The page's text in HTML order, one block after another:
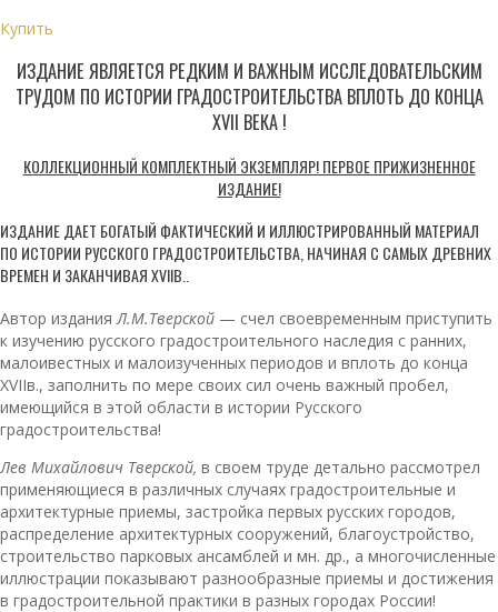
Купить
ИЗДАНИЕ ЯВЛЯЕТСЯ РЕДКИМ И ВАЖНЫМ ИССЛЕДОВАТЕЛЬСКИМ
ТРУДОМ ПО ИСТОРИИ ГРАДОСТРОИТЕЛЬСТВА ВПЛОТЬ ДО КОНЦА
ХVII ВЕКА !
КОЛЛЕКЦИОННЫЙ КОМПЛЕКТНЫЙ ЭКЗЕМПЛЯР! ПЕРВОЕ ПРИЖИЗНЕННОЕ
ИЗДАНИЕ!
ИЗДАНИЕДАЕТ БОГАТЫЙ ФАКТИЧЕСКИЙ И ИЛЛЮСТРИРОВАННЫЙ МАТЕРИАЛ
ПО ИСТОРИИ РУССКОГО ГРАДОСТРОИТЕЛЬСТВА , НАЧИНАЯ С САМЫХ ДРЕВНИХ
ВРЕМЕН И ЗАКАНЧИВАЯ ХVIIВ..
Автор издания Л.М.Тверской — счел своевременным приступить
к изучению русского градостроительного наследия с ранних,
малоивестных и малоизученных периодов и вплоть до конца
XVIIв., заполнить по мере своих сил очень важный пробел,
имеющийся в этой области в истории Русского
градостроительства!
Лев Михайлович Тверской, в своем труде детально рассмотрел
применяющиеся в различных случаях градостроительные и
архитектурные приемы, застройка первых русских городов,
распределение архитектурных сооружений, благоустройство,
строительство парковых ансамблей и мн. др., а многочисленные
иллюстрации показывают разнообразные приемы и достижения
в градостроительной практики в разных городах России!